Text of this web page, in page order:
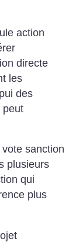
action
directe
les
des
peut
sanction
plusieurs
qui
plus